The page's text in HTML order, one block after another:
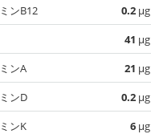
ンB12
0.2 µg
41 µg
ンA
21 µg
ンD
0.2 µg
ンK
6 µg